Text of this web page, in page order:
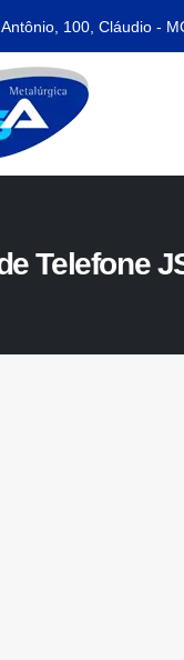
100, Cláudio -
Telefone